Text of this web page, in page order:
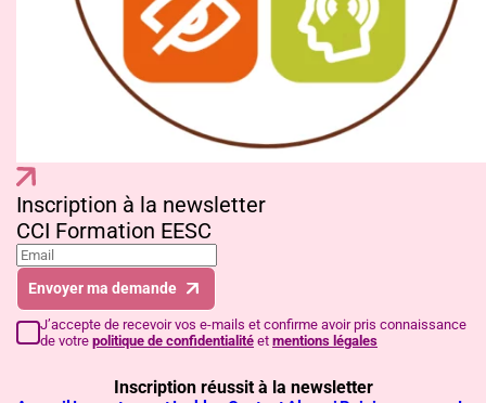
Inscription à la newsletter
CCI Formation EESC
Envoyer ma demande
J’accepte de recevoir vos e-mails et confirme avoir pris connaissance
de votre politique de confidentialité et mentions légales
Inscription réussit à la newsletter